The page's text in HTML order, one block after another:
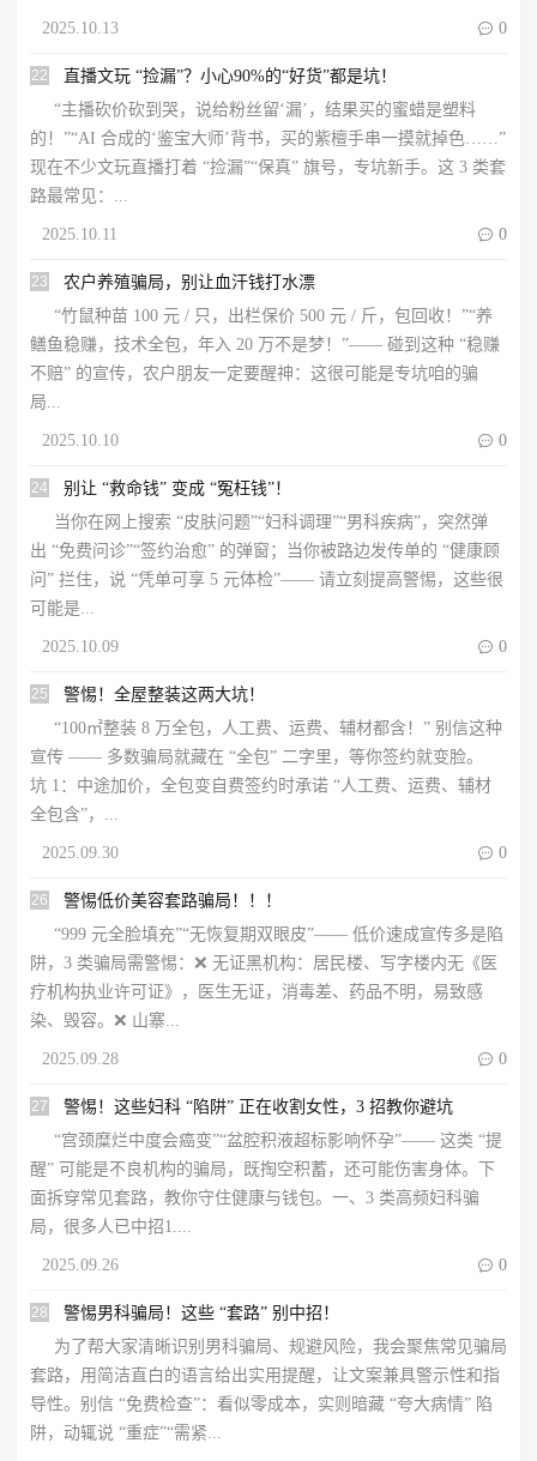
2025.10.13  0
22
直播文玩 “捡漏”？小心90%的“好货”都是坑！
“主播砍价砍到哭，说给粉丝留‘漏’，结果买的蜜蜡是塑料
的！”“AI 合成的‘鉴宝大师’背书，买的紫檀手串一摸就掉色……”​
现在不少文玩直播打着 “捡漏”“保真” 旗号，专坑新手。这 3 类套
路最常见：...
2025.10.11  0
23
农户养殖骗局，别让血汗钱打水漂
“竹鼠种苗 100 元 / 只，出栏保价 500 元 / 斤，包回收！”“养
鳝鱼稳赚，技术全包，年入 20 万不是梦！”—— 碰到这种 “稳赚
不赔” 的宣传，农户朋友一定要醒神：这很可能是专坑咱的骗
局...
2025.10.10  0
24
别让 “救命钱” 变成 “冤枉钱”！
当你在网上搜索 “皮肤问题”“妇科调理”“男科疾病”，突然弹
出 “免费问诊”“签约治愈” 的弹窗；当你被路边发传单的 “健康顾
问” 拦住，说 “凭单可享 5 元体检”—— 请立刻提高警惕，这些很
可能是...
2025.10.09  0
25
警惕！全屋整装这两大坑！
“100㎡整装 8 万全包，人工费、运费、辅材都含！” 别信这种
宣传 —— 多数骗局就藏在 “全包” 二字里，等你签约就变脸。​
坑 1：中途加价，全包变自费​签约时承诺 “人工费、运费、辅材
全包含”，...
2025.09.30  0
26
警惕低价美容套路骗局！！！
“999 元全脸填充”“无恢复期双眼皮”—— 低价速成宣传多是陷
阱，3 类骗局需警惕：​❌ 无证黑机构：居民楼、写字楼内无《医
疗机构执业许可证》，医生无证，消毒差、药品不明，易致感
染、毁容。​❌ 山寨...
2025.09.28  0
27
警惕！这些妇科 “陷阱” 正在收割女性，3 招教你避坑
“宫颈糜烂中度会癌变”“盆腔积液超标影响怀孕”—— 这类 “提
醒” 可能是不良机构的骗局，既掏空积蓄，还可能伤害身体。下
面拆穿常见套路，教你守住健康与钱包。​一、3 类高频妇科骗
局，很多人已中招​1....
2025.09.26  0
28
警惕男科骗局！这些 “套路” 别中招！
为了帮大家清晰识别男科骗局、规避风险，我会聚焦常见骗局
套路，用简洁直白的语言给出实用提醒，让文案兼具警示性和指
导性。别信 “免费检查”：看似零成本，实则暗藏 “夸大病情” 陷
阱，动辄说 “重症”“需紧...